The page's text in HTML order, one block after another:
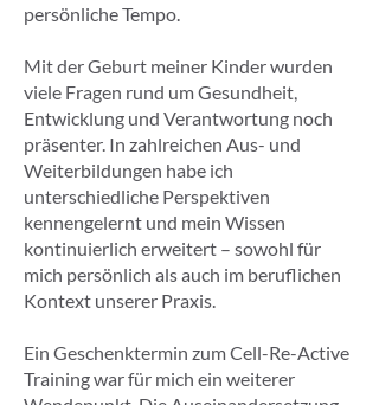
persönliche Tempo.
Mit der Geburt meiner Kinder wurden
viele Fragen rund um Gesundheit,
Entwicklung und Verantwortung noch
präsenter. In zahlreichen Aus- und
Weiterbildungen habe ich
unterschiedliche Perspektiven
kennengelernt und mein Wissen
kontinuierlich erweitert – sowohl für
mich persönlich als auch im beruflichen
Kontext unserer Praxis.
Ein Geschenktermin zum Cell-Re-Active
Training war für mich ein weiterer